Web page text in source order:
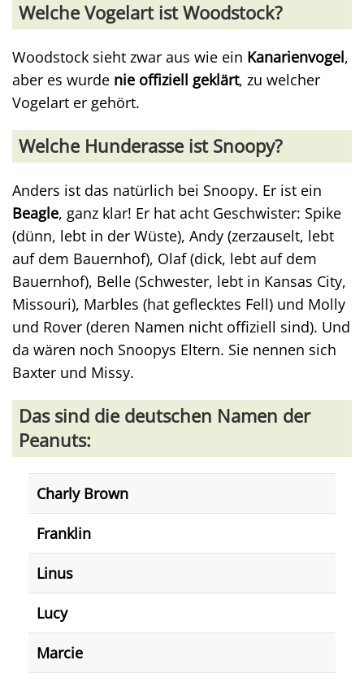
Welche Vogelart ist Woodstock?
Woodstock sieht zwar aus wie ein Kanarienvogel,
aber es wurde nie offiziell geklärt, zu welcher
Vogelart er gehört.
Welche Hunderasse ist Snoopy?
Anders ist das natürlich bei Snoopy. Er ist ein
Beagle, ganz klar! Er hat acht Geschwister: Spike
(dünn, lebt in der Wüste), Andy (zerzauselt, lebt
auf dem Bauernhof), Olaf (dick, lebt auf dem
Bauernhof), Belle (Schwester, lebt in Kansas City,
Missouri), Marbles (hat geflecktes Fell) und Molly
und Rover (deren Namen nicht offiziell sind). Und
da wären noch Snoopys Eltern. Sie nennen sich
Baxter und Missy.
Das sind die deutschen Namen der
Peanuts:
Charly Brown
Franklin
Linus
Lucy
Marcie